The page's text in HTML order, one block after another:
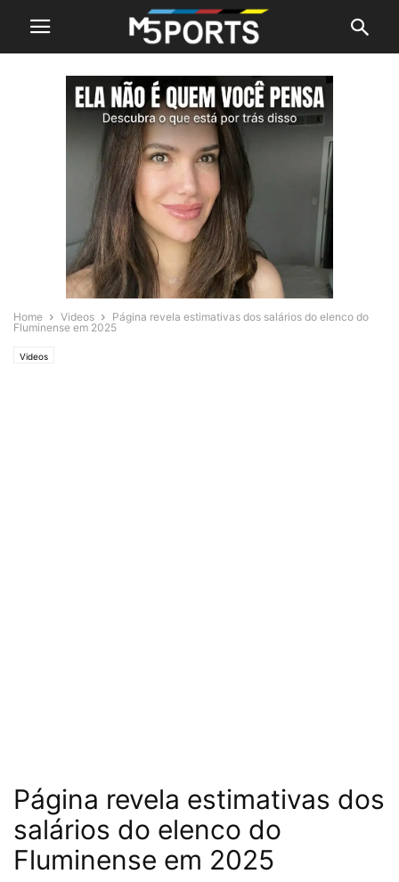
Home Videos
Página revela estimativas dos salários do elenco do
Fluminense em 2025
Videos
Página revela estimativas dos
salários do elenco do
Fluminense em 2025